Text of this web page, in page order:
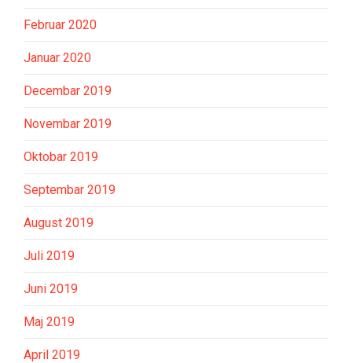
Februar 2020
Januar 2020
Decembar 2019
Novembar 2019
Oktobar 2019
Septembar 2019
August 2019
Juli 2019
Juni 2019
Maj 2019
April 2019